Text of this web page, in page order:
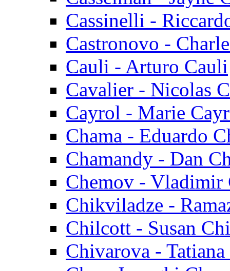
Cassinelli -
Castronovo -
Cauli - Arturo Cauli
Cavalier - Nicolas
Cayrol - Marie
Chama - Eduardo
Chamandy - Dan
Chemov - Vladimir
Chikviladze -
Chilcott - Susan
Chivarova -